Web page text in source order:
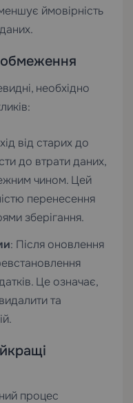
ймовірність
обмеження
необхідно
від старих до
до втрати даних,
чином. Цей
перенесення
зберігання.
: Після оновлення
Це означає,
та
процес